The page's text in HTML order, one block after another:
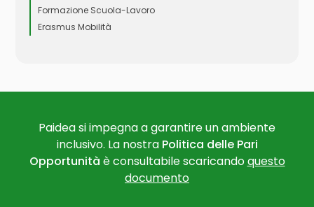
Formazione Scuola-Lavoro
Erasmus Mobilità
Paidea si impegna a garantire un ambiente
inclusivo. La nostra Politica delle Pari
Opportunità è consultabile scaricandoquesto
documento